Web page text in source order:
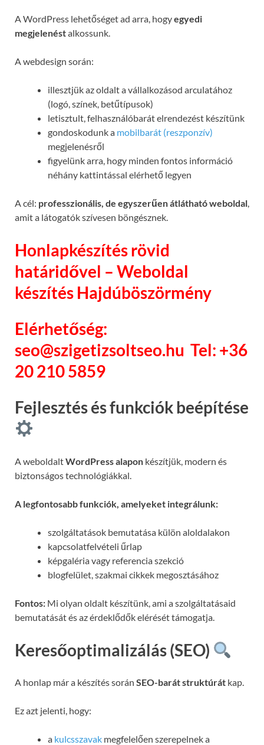
A WordPress lehetőséget ad arra, hogyegyedi
megjelenéstalkossunk.
A webdesign során:
illesztjük az oldalt a vállalkozásod arculatához
(logó, színek, betűtípusok)
letisztult, felhasználóbarát elrendezést készítünk
gondoskodunk a mobilbarát (reszponzív)
megjelenésről
figyelünk arra, hogy minden fontos információ
néhány kattintással elérhető legyen
A cél: professzionális, de egyszerűen átlátható weboldal,
amit a látogatók szívesen böngésznek.
Honlapkészítés rövid
határidővel – Weboldal
készítés Hajdúböszörmény
Elérhetőség:
seo@szigetizsoltseo.hu Tel: +36
20 210 5859
Fejlesztés és funkciók beépítése
A weboldaltWordPress alapon készítjük, modern és
biztonságos technológiákkal.
A legfontosabb funkciók, amelyeket integrálunk:
szolgáltatások bemutatása külön aloldalakon
kapcsolatfelvételi űrlap
képgaléria vagy referencia szekció
blogfelület, szakmai cikkek megosztásához
Fontos: Mi olyan oldalt készítünk, ami a szolgáltatásaid
bemutatását és az érdeklődők elérését támogatja.
Keresőoptimalizálás (SEO)
A honlap már a készítés során SEO-barát struktúrát kap.
Ez azt jelenti, hogy:
a kulcsszavak megfelelően szerepelnek a